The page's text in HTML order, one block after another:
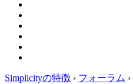
Simplicityの特徴 › フォーラム ›